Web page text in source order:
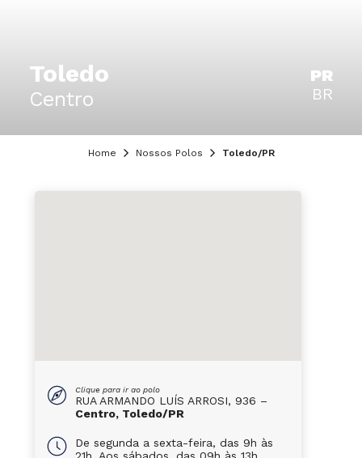
Toledo
Centro
PR
BR
Home Nossos Polos Toledo/PR
Clique para ir ao polo
RUA ARMANDO LUÍS ARROSI, 936 –
Centro, Toledo/PR
De segunda a sexta-feira, das 9h às